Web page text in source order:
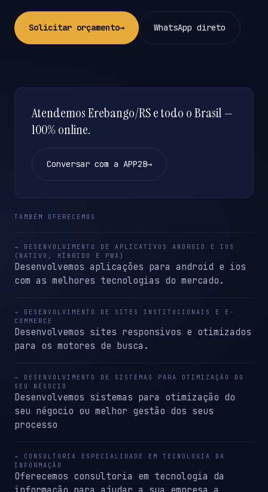
Solicitar orçamento→ WhatsApp direto
Atendemos Erebango/RS e todo o Brasil —
100% online.
Conversar com a APP2B→
TAMBÉM OFERECEMOS
→ DESENVOLVIMENTO DE APLICATIVOS ANDROID E IOS
(NATIVO, HÍBRIDO E PWA)
Desenvolvemos aplicações para android e ios
com as melhores tecnologias do mercado.
→ DESENVOLVIMENTO DE SITES INSTITUCIONAIS E E-
COMMERCE
Desenvolvemos sites responsivos e otimizados
para os motores de busca.
→ DESENVOLVIMENTO DE SISTEMAS PARA OTIMIZAÇÃO DO
SEU NÉGOCIO
Desenvolvemos sistemas para otimização do
seu négocio ou melhor gestão dos seus
processo
→ CONSULTORIA ESPECIALIDADE EM TECNOLOGIA DA
INFORMAÇÃO
Oferecemos consultoria em tecnologia da